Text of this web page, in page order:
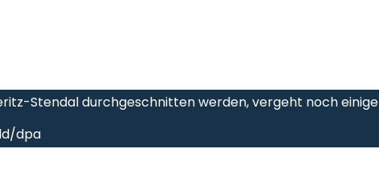
Stendal durchgeschnitten werden, vergeht noch einige
dpa